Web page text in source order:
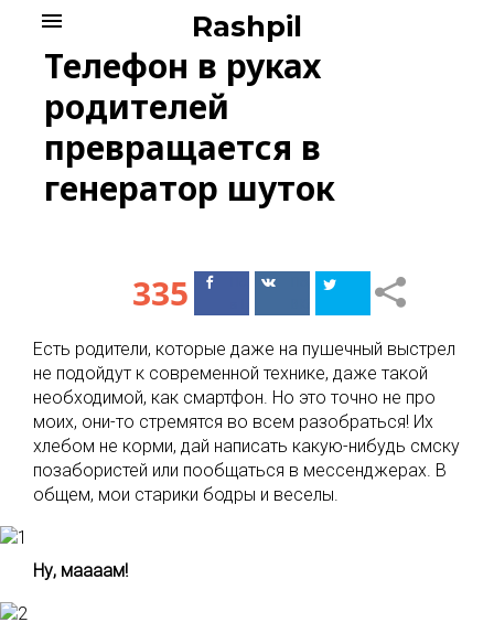
content
Rashpil
menu
Телефон в руках
родителей
превращается в
генератор шуток
335
ПоделитьсяПоделиться
Есть родители, которые даже на пушечный выстрел
не подойдут к современной технике, даже такой
необходимой, как смартфон. Но это точно не про
моих, они-то стремятся во всем разобраться! Их
хлебом не корми, дай написать какую-нибудь смску
позабористей или пообщаться в мессенджерах. В
общем, мои старики бодры и веселы.
Ну, маааам!